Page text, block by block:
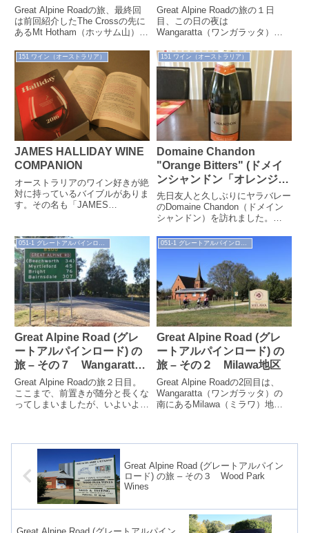
Bairnsdale
Great Alpine Roadの旅、最終回
は前回紹介したThe Crossの先に
あるMt Hotham（ホッサム山）か
Inn
Great Alpine Roadの旅の１日
目、この日の夜は
Wangaratta（ワンガラッタ）の
イレーモーターイン...
151 ワイン（オーストラリア）
JAMES HALLIDAY WINE
COMPANION
オーストラリアのワイン好きが絶
対に持っているバイブルがありま
す。その名も「JAMES
されるワイン...
151 ワイン（オーストラリア）
Domaine Chandon
"Orange Bitters" (ドメイ
ンシャンドン「オレンジビ
ターズ」
先日友人と久しぶりにヤラバレー
のDomaine Chandon（ドメイン
シャンドン）を訪れました。
パークリングワインで...
Great Alpine Road (グレ
ートアルパインロード) の
旅 – その７ Wangaratta
～Bright
Great Alpine Roadの旅２日目。
ここまで、前置きが随分と長くな
ってしまいましたが、いよいよ旅
Great Alpine Road (グレ
ートアルパインロード) の
旅 – その２ Milawa地区
Great Alpine Roadの2回目は、
Wangaratta（ワンガラッタ）の
南にあるMilawa（ミラワ）地区
Great Alpine Road (グレートアルパイン
ロード) の旅 – その３ Wood Park
Wines